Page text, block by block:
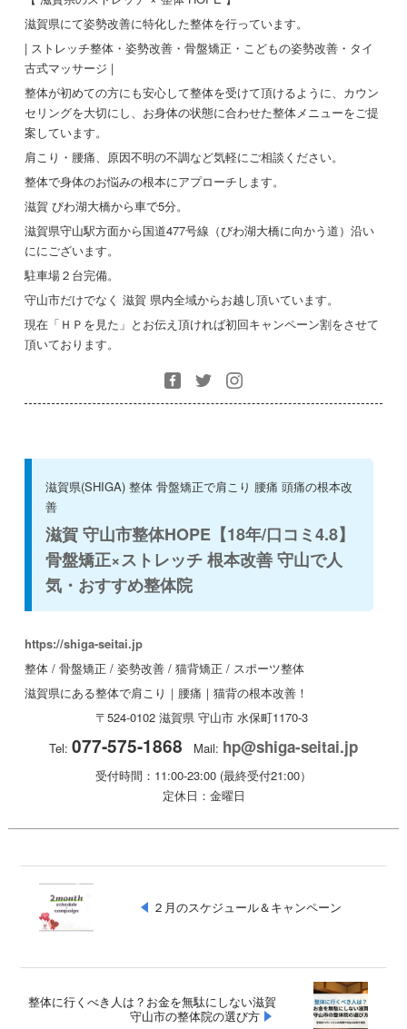
滋賀県にて姿勢改善に特化した整体を行っています。
| ストレッチ整体・姿勢改善・骨盤矯正・こどもの姿勢改善・タイ
古式マッサージ |
整体が初めての方にも安心して整体を受けて頂けるように、カウン
セリングを大切にし、お身体の状態に合わせた整体メニューをご提
案しています。
肩こり・腰痛、原因不明の不調など気軽にご相談ください。
整体で身体のお悩みの根本にアプローチします。
滋賀 びわ湖大橋から車で5分。
滋賀県守山駅方面から国道477号線（びわ湖大橋に向かう道）沿い
ににございます。
駐車場２台完備。
守山市だけでなく 滋賀 県内全域からお越し頂いています。
現在「ＨＰを見た」とお伝え頂ければ初回キャンペーン割をさせて
頂いております。
滋賀県(SHIGA) 整体 骨盤矯正で肩こり 腰痛 頭痛の根本改
善
滋賀 守山市整体HOPE【18年/口コミ4.8】
骨盤矯正×ストレッチ 根本改善 守山で人
気・おすすめ整体院
https://shiga-seitai.jp
整体 / 骨盤矯正 / 姿勢改善 / 猫背矯正 / スポーツ整体
滋賀県にある整体で肩こり｜腰痛｜猫背の根本改善！
〒524-0102 滋賀県 守山市 水保町1170-3
Tel:077-575-1868 Mail: hp@shiga-seitai.jp
受付時間：11:00-23:00 (最終受付21:00）
定休日：金曜日
２月のスケジュール＆キャンペーン
整体に行くべき人は？お金を無駄にしない滋賀
守山市の整体院の選び方